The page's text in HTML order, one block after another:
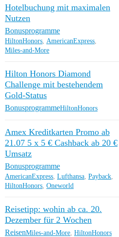
Hotelbuchung mit maximalen
Nutzen
Bonusprogramme
HiltonHonors, AmericanExpress,
Miles-and-More
Hilton Honors Diamond
Challenge mit bestehendem
Gold-Status
BonusprogrammeHiltonHonors
Amex Kreditkarten Promo ab
21.07 5 x 5 € Cashback ab 20 €
Umsatz
Bonusprogramme
AmericanExpress, Lufthansa, Payback,
HiltonHonors, Oneworld
Reisetipp: wohin ab ca. 20.
Dezember für 2 Wochen
ReisenMiles-and-More HiltonHonors